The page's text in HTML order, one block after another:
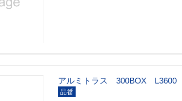
アルミトラス 300BOX L3600
品番